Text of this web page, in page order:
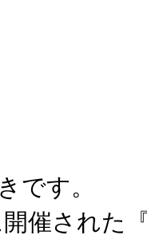
です。
催された